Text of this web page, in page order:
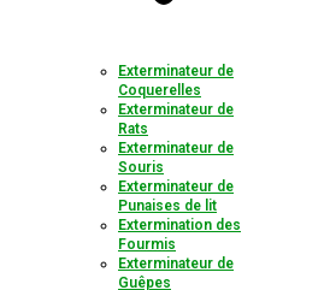
Exterminateur de
Coquerelles
Exterminateur de
Rats
Exterminateur de
Souris
Exterminateur de
Punaises de lit
Extermination des
Fourmis
Exterminateur de
Guêpes